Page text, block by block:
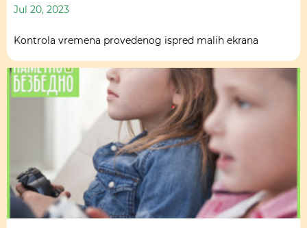
Jul 20, 2023
Kontrola vremena provedenog ispred malih ekrana